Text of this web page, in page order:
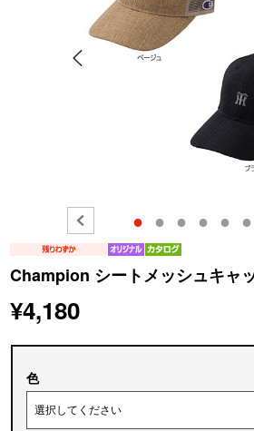
● ● ● ● ● ●
Champion シートメッシュキャ
¥4,180
色